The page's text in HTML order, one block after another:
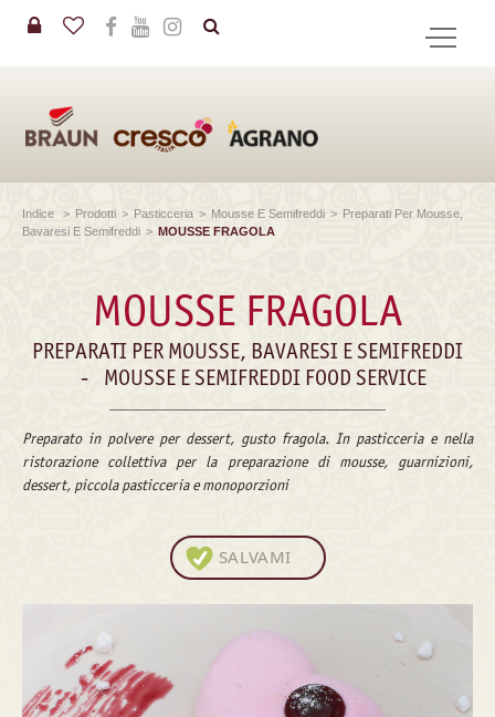
Indice > Prodotti > Pasticceria > Mousse E Semifreddi > Preparati Per Mousse,
Bavaresi E Semifreddi > MOUSSE FRAGOLA
MOUSSE FRAGOLA
PREPARATI PER MOUSSE, BAVARESI E SEMIFREDDI
-
MOUSSE E SEMIFREDDI FOOD SERVICE
Preparato in polvere per dessert, gusto fragola. In pasticceria e nella
ristorazione collettiva per la preparazione di mousse, guarnizioni,
dessert, piccola pasticceria e monoporzioni
SALVAMI